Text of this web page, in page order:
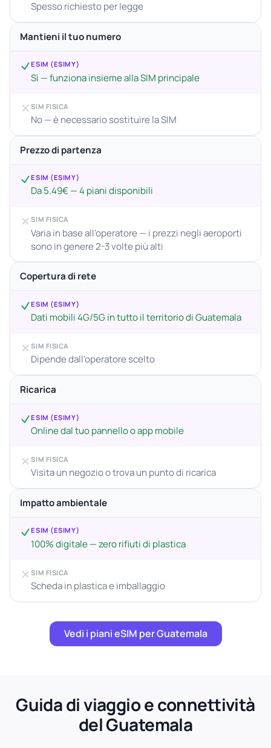
Spesso richiesto per legge
Mantieni il tuo numero
ESIM (ESIMY)
Sì — funziona insieme alla SIM principale
SIM FISICA
No — è necessario sostituire la SIM
Prezzo di partenza
ESIM (ESIMY)
Da 5.49€ — 4 piani disponibili
SIM FISICA
Varia in base all'operatore — i prezzi negli aeroporti
sono in genere 2-3 volte più alti
Copertura di rete
ESIM (ESIMY)
Dati mobili 4G/5G in tutto il territorio di Guatemala
SIM FISICA
Dipende dall'operatore scelto
Ricarica
ESIM (ESIMY)
Online dal tuo pannello o app mobile
SIM FISICA
Visita un negozio o trova un punto di ricarica
Impatto ambientale
ESIM (ESIMY)
100% digitale — zero rifiuti di plastica
SIM FISICA
Scheda in plastica e imballaggio
Vedi i piani eSIM per Guatemala
Guida di viaggio e connettività
del Guatemala